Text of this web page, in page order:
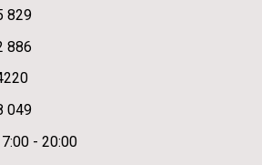
829
886
049
- 20:00